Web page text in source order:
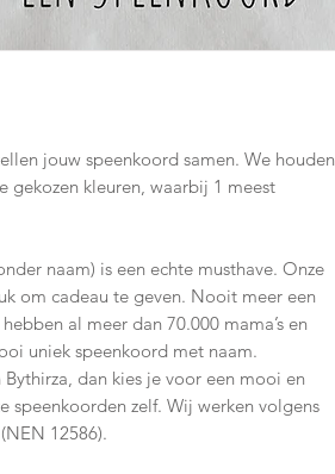
jouw speenkoord samen. We houden
gekozen kleuren, waarbij 1 meest
naam) is een echte musthave. Onze
om cadeau te geven. Nooit meer een
al meer dan 70.000 mama’s en
uniek speenkoord met naam.
dan kies je voor een mooi en
speenkoorden zelf. Wij werken volgens
12586).